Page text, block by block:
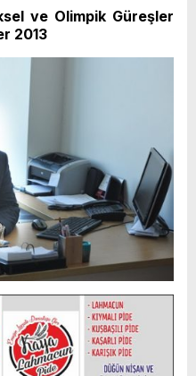
ve Olimpik Güreşler
2013